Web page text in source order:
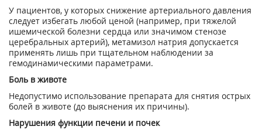
У пациентов, у которых снижение артериального давления
следует избегать любой ценой (например, при тяжелой
ишемической болезни сердца или значимом стенозе
церебральных артерий), метамизол натрия допускается
применять лишь при тщательном наблюдении за
гемодинамическими параметрами.
Боль в животе
Недопустимо использование препарата для снятия острых
болей в животе (до выяснения их причины).
Нарушения функции печени и почек